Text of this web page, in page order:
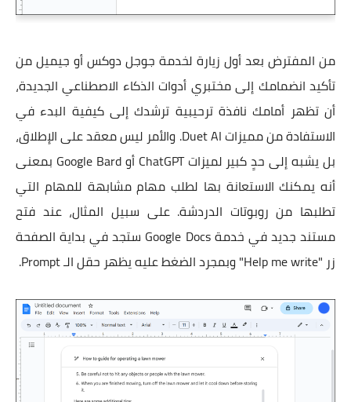
من المفترض بعد أول زيارة لخدمة جوجل دوكس أو جيميل من
تأكيد انضمامك إلى مختبري أدوات الذكاء الاصطناعي الجديدة،
أن تظهر أمامك نافذة ترحيبية ترشدك إلى كيفية البدء في
الاستفادة من مميزات Duet AI. والأمر ليس معقد على الإطلاق،
بل يشبه إلى حدٍ كبير لميزات ChatGPT أو Google Bard بمعنى
أنه يمكنك الاستعانة بها لطلب مهام مشابهة للمهام التي
تطلبها من روبوتات الدردشة. على سبيل المثال، عند فتح
مستند جديد في خدمة Google Docs ستجد في بداية الصفحة
زر "Help me write" وبمجرد الضغط عليه يظهر حقل الـ Prompt.